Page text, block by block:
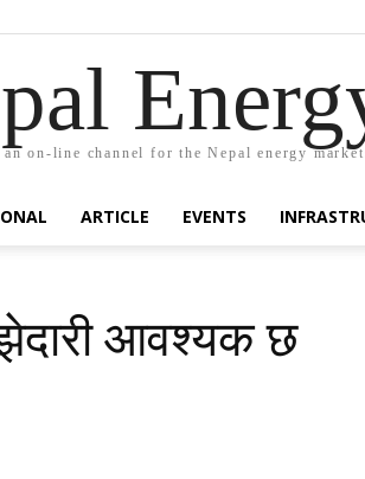
on-line channel for the Nepal energy
ARTICLE EVENTS
आवश्यक छ